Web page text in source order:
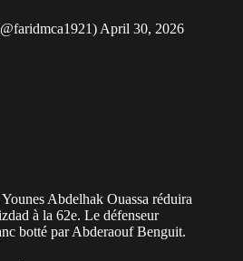
April 30, 2026
Abdelhak Ouassa réduira
à la 62e. Le défenseur
botté par Abderaouf Benguit.